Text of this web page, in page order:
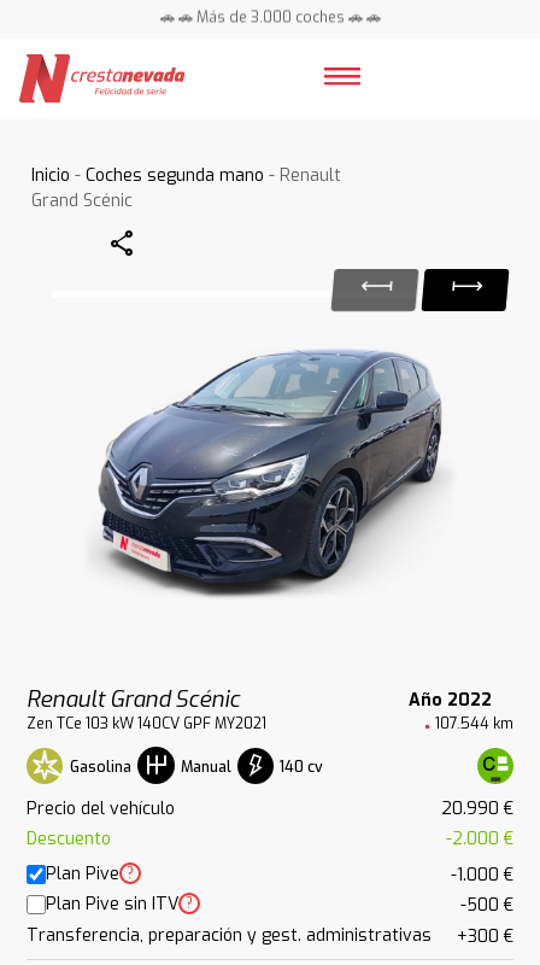
🚗 🚗 Más de 3.000 coches 🚗 🚗
Inicio -Coches segunda mano - Renault
Grand Scénic
Share
Renault Grand Scénic Año 2022
Zen TCe 103 kW 140CV GPF MY2021 107.544 km
Gasolina Manual 140 cv
Precio del vehículo
20.990 €
Descuento
-2.000 €
Plan Pive ?
-1.000 €
Plan Pive sin ITV ?
-500 €
Transferencia, preparación y gest. administrativas
+300 €